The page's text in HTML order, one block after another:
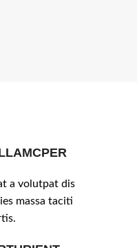
a volutpat dis
massa taciti